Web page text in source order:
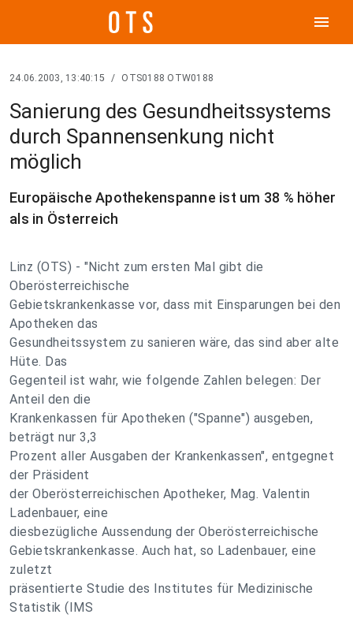
menu
24.06.2003, 13:40:15 / OTS0188 OTW0188
Sanierung des Gesundheitssystems
durch Spannensenkung nicht
möglich
Europäische Apothekenspanne ist um 38 % höher
als in Österreich
Linz (OTS) - "Nicht zum ersten Mal gibt die
Oberösterreichische
Gebietskrankenkasse vor, dass mit Einsparungen bei den
Apotheken das
Gesundheitssystem zu sanieren wäre, das sind aber alte
Hüte. Das
Gegenteil ist wahr, wie folgende Zahlen belegen: Der
Anteil den die
Krankenkassen für Apotheken ("Spanne") ausgeben,
beträgt nur 3,3
Prozent aller Ausgaben der Krankenkassen", entgegnet
der Präsident
der Oberösterreichischen Apotheker, Mag. Valentin
Ladenbauer, eine
diesbezügliche Aussendung der Oberösterreichische
Gebietskrankenkasse. Auch hat, so Ladenbauer, eine
zuletzt
präsentierte Studie des Institutes für Medizinische
Statistik (IMS